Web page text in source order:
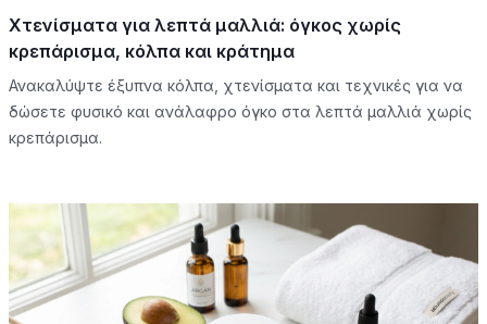
Χτενίσματα για λεπτά μαλλιά: όγκος χωρίς
κρεπάρισμα, κόλπα και κράτημα
Ανακαλύψτε έξυπνα κόλπα, χτενίσματα και τεχνικές για να
δώσετε φυσικό και ανάλαφρο όγκο στα λεπτά μαλλιά χωρίς
κρεπάρισμα.